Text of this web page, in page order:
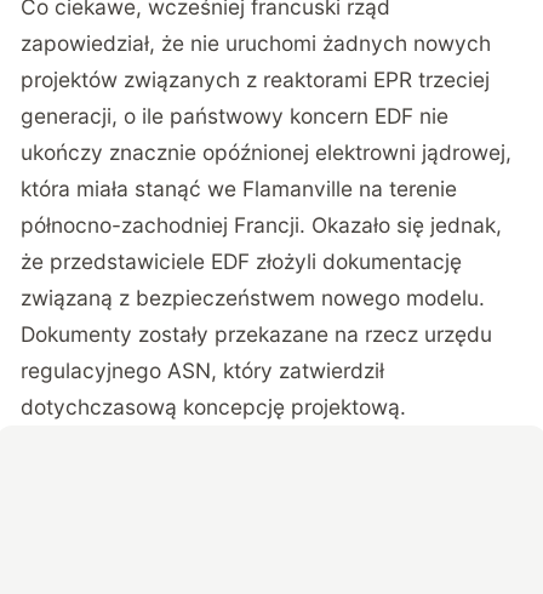
Co ciekawe, wcześniej francuski rząd
zapowiedział, że nie uruchomi żadnych nowych
projektów związanych z reaktorami EPR trzeciej
generacji, o ile państwowy koncern EDF nie
ukończy znacznie opóźnionej elektrowni jądrowej,
która miała stanąć we Flamanville na terenie
północno-zachodniej Francji. Okazało się jednak,
że przedstawiciele EDF złożyli dokumentację
związaną z bezpieczeństwem nowego modelu.
Dokumenty zostały przekazane na rzecz urzędu
regulacyjnego ASN, który zatwierdził
dotychczasową koncepcję projektową.